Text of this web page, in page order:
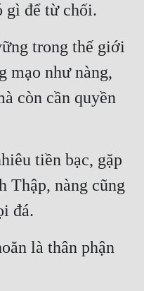
gì để từ chối.
trong thế giới
mạo như nàng,
còn cần quyền
tiền bạc, gặp
Thập, nàng cũng
đá.
là thân phận